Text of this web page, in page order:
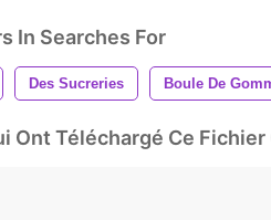
In Searches For
Des Sucreries Boule De
Ont Téléchargé Ce